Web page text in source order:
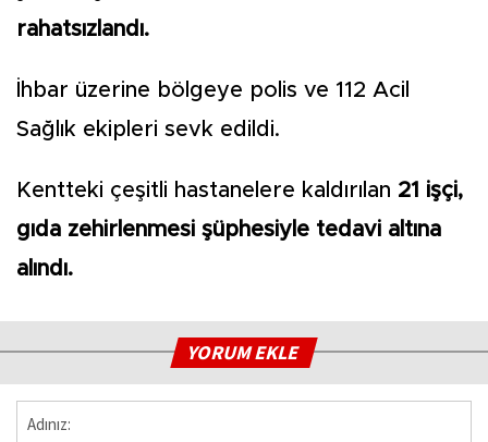
rahatsızlandı.
İhbar üzerine bölgeye polis ve 112 Acil
Sağlık ekipleri sevk edildi.
Kentteki çeşitli hastanelere kaldırılan 21 işçi,
gıda zehirlenmesi şüphesiyle tedavi altına
alındı.
YORUM EKLE